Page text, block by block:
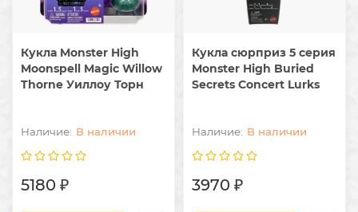
Кукла Monster High
Moonspell Magic Willow
Thorne Уиллоу Торн
В наличии
5180 ₽
Кукла сюрприз 5 серия
Monster High Buried
Secrets Concert Lurks
В наличии
3970 ₽